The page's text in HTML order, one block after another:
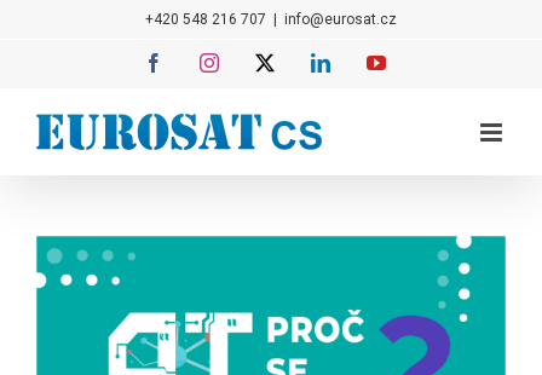
+420 548 216 707 info@eurosat.cz
FacebookInstagram LinkedInYouTube